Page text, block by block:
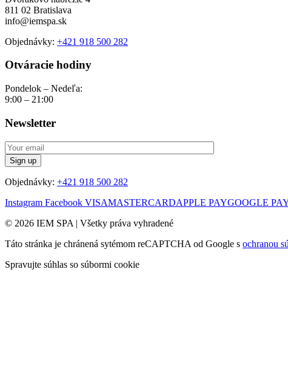
811 02 Bratislava
info@iemspa.sk
Objednávky: +421 918 500 282
Otváracie hodiny
Pondelok – Nedeľa:
9:00 – 21:00
Newsletter
Objednávky: +421 918 500 282
Instagram Facebook VISAMASTERCARDAPPLE PAYGOOGLE
© 2026 IEM SPA | Všetky práva vyhradené
Táto stránka je chránená sytémom reCAPTCHA od Google s ochranou
Spravujte súhlas so súbormi cookie